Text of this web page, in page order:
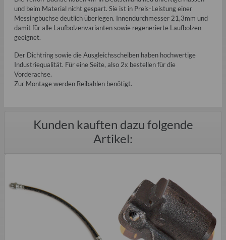
und beim Material nicht gespart. Sie ist in Preis-Leistung einer
Messingbuchse deutlich überlegen. Innendurchmesser 21,3mm und
damit für alle Laufbolzenvarianten sowie regenerierte Laufbolzen
geeignet.
Der Dichtring sowie die Ausgleichsscheiben haben hochwertige
Industriequalität. Für eine Seite, also 2x bestellen für die
Vorderachse.
Zur Montage werden Reibahlen benötigt.
Kunden kauften dazu folgende
Artikel: